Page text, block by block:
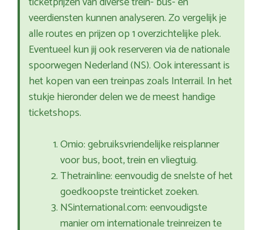
veerdiensten kunnen analyseren. Zo vergelijk je
alle routes en prijzen op 1 overzichtelijke plek.
Eventueel kun jij ook reserveren via de nationale
spoorwegen Nederland (NS). Ook interessant is
het kopen van een treinpas zoals Interrail. In het
stukje hieronder delen we de meest handige
ticketshops.
Omio: gebruiksvriendelijke reisplanner
voor bus, boot, trein en vliegtuig.
Thetrainline: eenvoudig de snelste of het
goedkoopste treinticket zoeken.
NSinternational.com: eenvoudigste
manier om internationale treinreizen te